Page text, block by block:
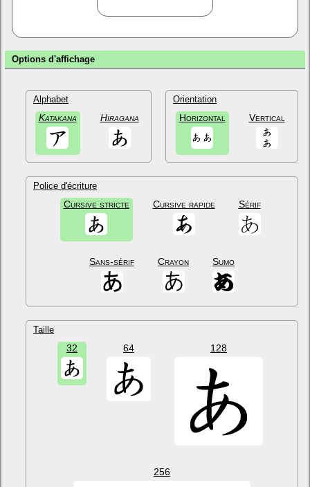
Options d'affichage
Alphabet
Katakana Hiragana
Orientation
Horizontal Vertical
Police d'écriture
Cursive stricte Cursive rapide Sérif
Sans-sérif Crayon Sumo
Taille
32 64 128
256